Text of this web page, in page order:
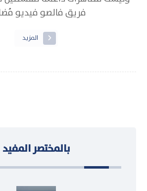
فريق فالصو فيديو
المزيد
بالمختصر المفيد